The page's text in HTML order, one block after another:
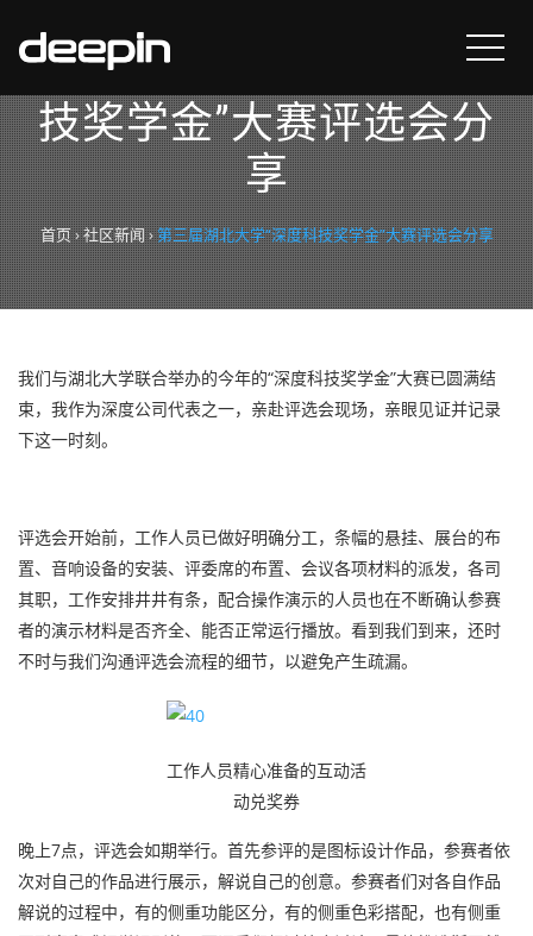
第三届湖北大学“深度科
技奖学金”大赛评选会分
享
首页›社区新闻›第三届湖北大学“深度科技奖学金”大赛评选会分享
我们与湖北大学联合举办的今年的“深度科技奖学金”大赛已圆满结
束，我作为深度公司代表之一，亲赴评选会现场，亲眼见证并记录
下这一时刻。
评选会开始前，工作人员已做好明确分工，条幅的悬挂、展台的布
置、音响设备的安装、评委席的布置、会议各项材料的派发，各司
其职，工作安排井井有条，配合操作演示的人员也在不断确认参赛
者的演示材料是否齐全、能否正常运行播放。看到我们到来，还时
不时与我们沟通评选会流程的细节，以避免产生疏漏。
工作人员精心准备的互动活
动兑奖券
晚上7点，评选会如期举行。首先参评的是图标设计作品，参赛者依
次对自己的作品进行展示，解说自己的创意。参赛者们对各自作品
解说的过程中，有的侧重功能区分，有的侧重色彩搭配，也有侧重